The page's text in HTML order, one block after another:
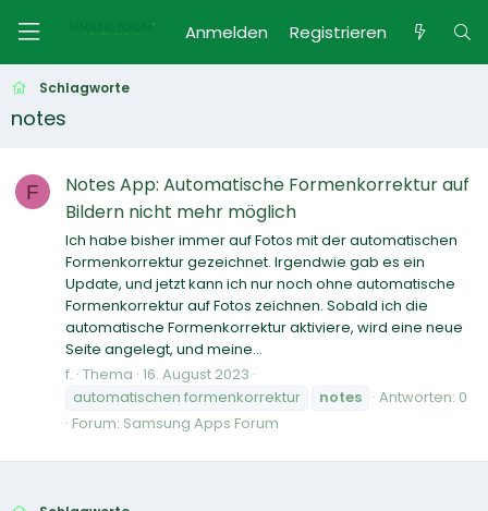
Anmelden Registrieren
Schlagworte
notes
F
Notes App: Automatische Formenkorrektur auf
Bildern nicht mehr möglich
Ich habe bisher immer auf Fotos mit der automatischen
Formenkorrektur gezeichnet. Irgendwie gab es ein
Update, und jetzt kann ich nur noch ohne automatische
Formenkorrektur auf Fotos zeichnen. Sobald ich die
automatische Formenkorrektur aktiviere, wird eine neue
Seite angelegt, und meine...
f. Thema 16. August 2023
automatischen formenkorrektur
notes
Antworten: 0
Forum: Samsung Apps Forum